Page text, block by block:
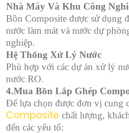
Nhà Máy Và Khu Công
Bồn Composite được sử dụng
nước làm mát và nước dự
nghiệp.
Hệ Thống Xử Lý Nước
Phù hợp với các dự án xử lý
nước RO.
4.Mua Bồn Lắp Ghép
Để lựa chọn được đơn vị cung
Composite chất lượng,
đến các yếu tố: